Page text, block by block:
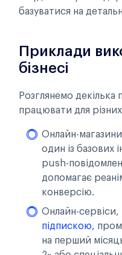
базуватися на
Приклади
бізнесі
Розглянемо
працювати для різних
Онлайн-
один із базових
push-
допомагає
конверсію.
Онлайн-сервіси,
підпискою,
на перший